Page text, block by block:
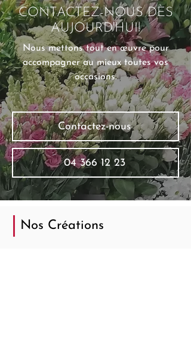
CONTACTEZ-NOUS DÈS
AUJOURD'HUI!
Nous mettons tout en œuvre pour
accompagner au mieux toutes vos
occasions.
Contactez-nous
04 366 12 23
Nos Créations